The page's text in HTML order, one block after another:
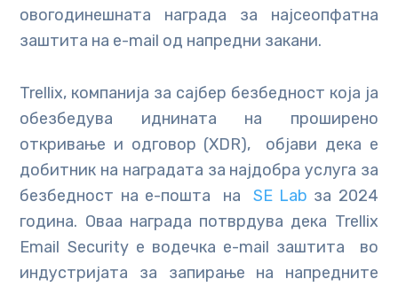
овогодинешната награда за најсеопфатна
заштита на е-mail од напредни закани.
Trellix, компанија за сајбер безбедност која ја
обезбедува иднината на проширено
откривање и одговор (XDR), објави дека е
добитник на наградата за најдобра услуга за
безбедност на е-пошта наSE Lab за 2024
година. Оваа награда потврдува дека Trellix
Email Security е водечка e-mail заштита во
индустријата за запирање на напредните